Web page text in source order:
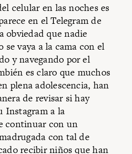
celular en las noches es
en el Telegram de
obviedad que nadie
vaya a la cama con el
y navegando por el
es claro que muchos
plena adolescencia, han
de revisar si hay
Instagram a la
continuar con un
con tal de
recibir niños que han